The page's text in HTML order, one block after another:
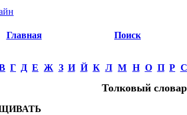
Главная Поиск
Г Д Е Ж З И Й К Л М Н О П Р С
Толковый